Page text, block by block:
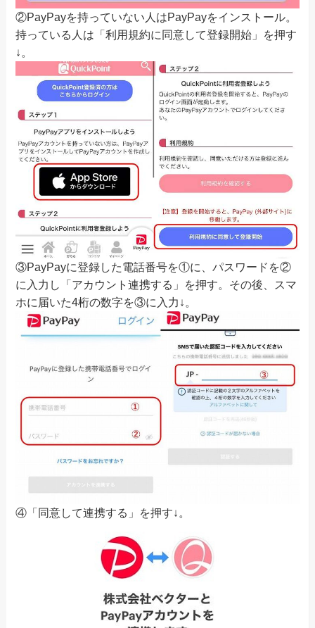
②PayPayを持っていない人はPayPayをインストール。
持っている人は「利用規約に同意して登録開始」を押す
↓。
③PayPayに登録した電話番号を①に、パスワードを②
に入力し「アカウント連携する」を押す。その後、スマ
ホに届いた4桁の数字を③に入力↓。
④「同意して連携する」を押す↓。